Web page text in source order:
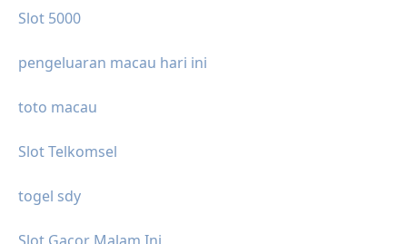
Slot 5000
pengeluaran macau hari ini
toto macau
Slot Telkomsel
togel sdy